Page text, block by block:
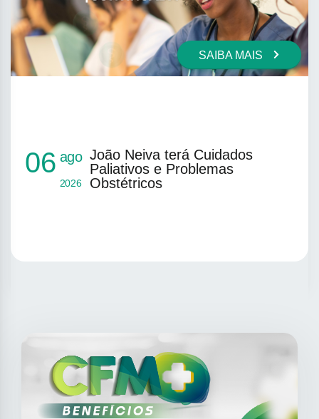
SAIBA MAIS
João Neiva terá Cuidados
Paliativos e Problemas
Obstétricos
06 ago
2026
SAIBA MAIS